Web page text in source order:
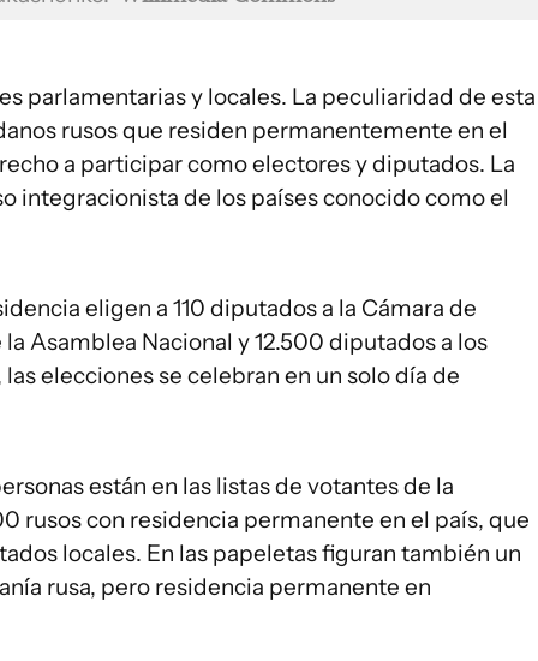
parlamentarias y locales. La peculiaridad de esta
rusos que residen permanentemente en el
a participar como electores y diputados. La
integracionista de los países conocido como el
eligen a 110 diputados a la Cámara de
Asamblea Nacional y 12.500 diputados a los
elecciones se celebran en un solo día de
están en las listas de votantes de la
rusos con residencia permanente en el país, que
locales. En las papeletas figuran también un
rusa, pero residencia permanente en